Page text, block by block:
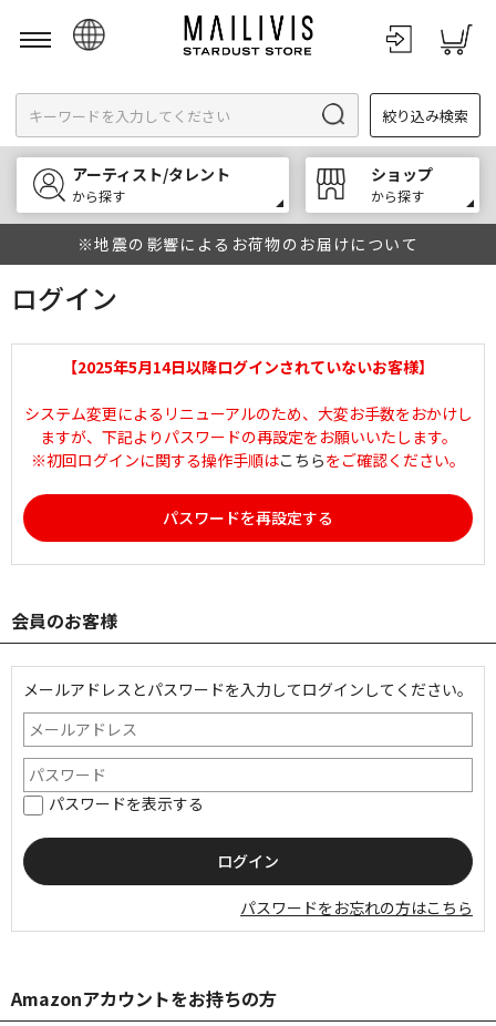
English
한국어
中文
絞り込み検索
アーティスト/タレント
から探す
ショップ
から探す
※地震の影響によるお荷物のお届けについて
ログイン
【2025年5月14日以降ログインされていないお客様】
システム変更によるリニューアルのため、大変お手数をおかけし
ますが、下記よりパスワードの再設定をお願いいたします。
※初回ログインに関する操作手順はこちらをご確認ください。
パスワードを再設定する
会員のお客様
メールアドレスとパスワードを入力してログインしてください。
パスワードを表示する
パスワードをお忘れの方はこちら
Amazonアカウントをお持ちの方